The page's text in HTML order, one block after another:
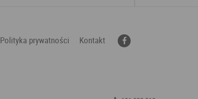
Polityka prywatności
Kontakt